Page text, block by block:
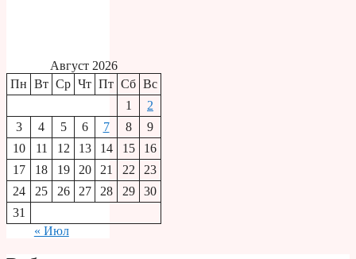
Август 2026
Пн Вт Ср Чт Пт Сб Вс
1
2
3
4 5 6 7 8
9
10
11 12 13 14 15
16
17
18 19 20 21 22
23
24
25 26 27 28 29
30
31
« Июл